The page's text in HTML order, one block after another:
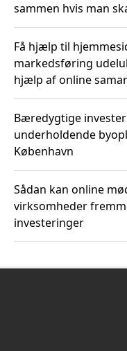
sammen hvis man
Få hjælp til
markedsføring
hjælp af online
Bæredygtige
underholdende
København
Sådan kan online
virksomheder
investeringer